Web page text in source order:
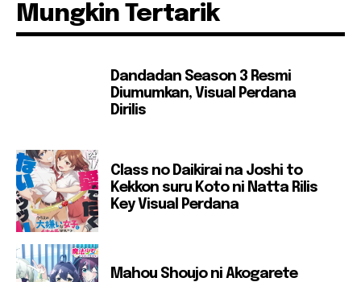
Mungkin Tertarik
Dandadan Season 3 Resmi
Diumumkan, Visual Perdana
Dirilis
Class no Daikirai na Joshi to
Kekkon suru Koto ni Natta Rilis
Key Visual Perdana
Mahou Shoujo ni Akogarete